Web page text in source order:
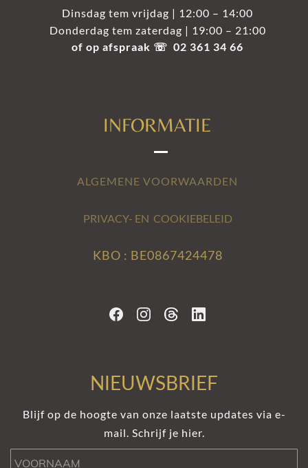
Dinsdag tem vrijdag | 12:00 – 14:00
Donderdag tem zaterdag | 19:00 – 21:00
of op afspraak ☏ 02 361 34 66
INFORMATIE
ALGEMENE VOORWAARDEN
PRIVACY- EN COOKIEBELEID
KBO : BE0867424478
NIEUWSBRIEF
Blijf op de hoogte van onze laatste updates via e-
mail. Schrijf je hier.